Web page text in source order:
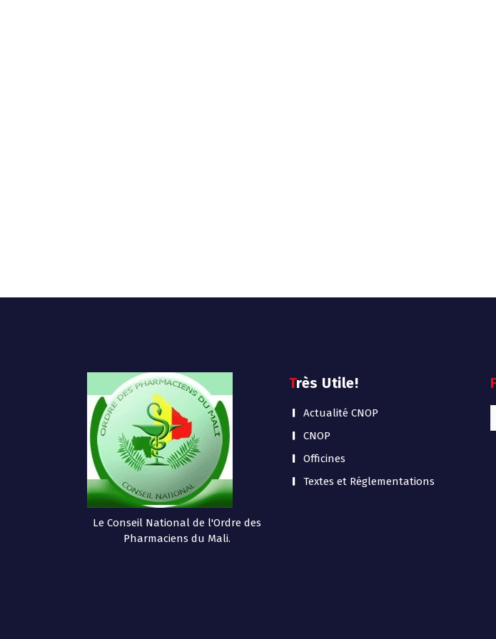
Le Conseil National de l'Ordre des
Pharmaciens du Mali.
Très Utile!
Actualité CNOP
CNOP
Officines
Textes et Réglementations